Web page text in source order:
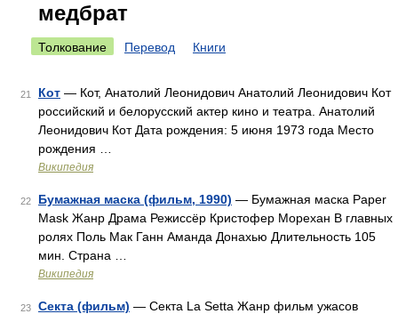
медбрат
Толкование Перевод Книги
21 Кот — Кот, Анатолий Леонидович Анатолий Леонидович Кот
российский и белорусский актер кино и театра. Анатолий
Леонидович Кот Дата рождения: 5 июня 1973 года Место
рождения …
Википедия
22 Бумажная маска (фильм, 1990) — Бумажная маска Paper
Mask Жанр Драма Режиссёр Кристофер Морехан В главных
ролях Поль Мак Ганн Аманда Донахью Длительность 105
мин. Страна …
Википедия
23 Секта (фильм) — Секта La Setta Жанр фильм ужасов